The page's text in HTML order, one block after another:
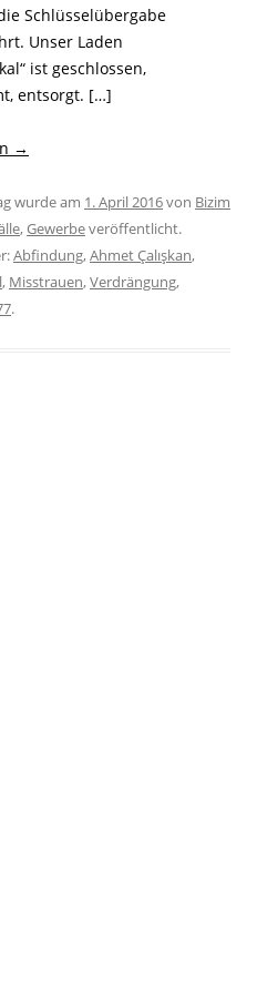
Schlüsselübergabe
Unser Laden
ist geschlossen,
entsorgt. […]
→
wurde am 1. April 2016von Bizim
,Gewerbeveröffentlicht.
Abfindung,Ahmet Çalışkan,
, Misstrauen,Verdrängung,
.